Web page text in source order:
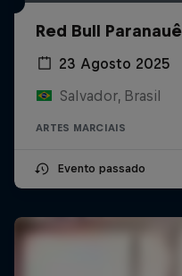
Red Bull Paranauê
23 Agosto 2025
Salvador, Brasil
ARTES MARCIAIS
Evento passado